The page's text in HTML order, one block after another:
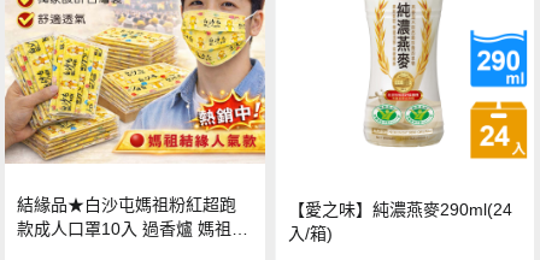
結緣品★白沙屯媽祖粉紅超跑
款成人口罩10入 過香爐 媽祖加
【愛之味】純濃燕麥290ml(24
入/箱)